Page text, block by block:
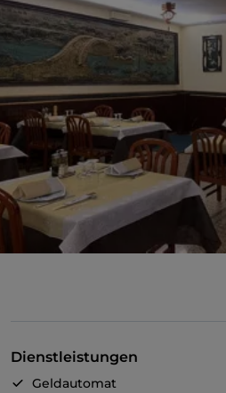
Dienstleistungen
Geldautomat